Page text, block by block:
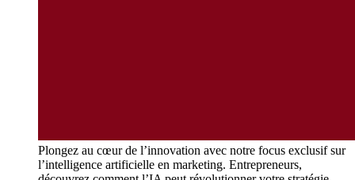
Plongez au cœur de l’innovation avec notre focus exclusif sur
l’intelligence artificielle en marketing. Entrepreneurs,